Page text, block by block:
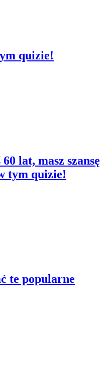
quizie!
lat, masz szansę
tym quizie!
te popularne